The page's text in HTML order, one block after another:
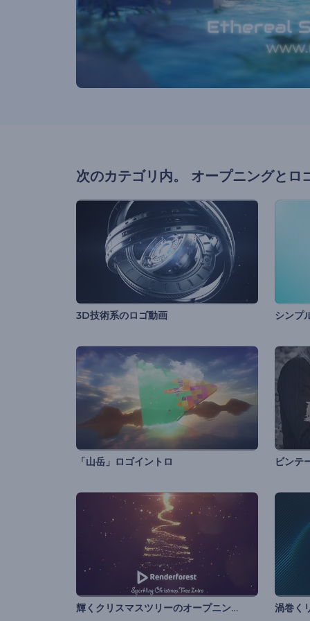
次のカテゴリ内。 オープニングとロ
3D技術系のロゴ動画 シンプ
「山岳」ロゴイントロ ビンテ
輝くクリスマスツリーのオープニング 渦巻く